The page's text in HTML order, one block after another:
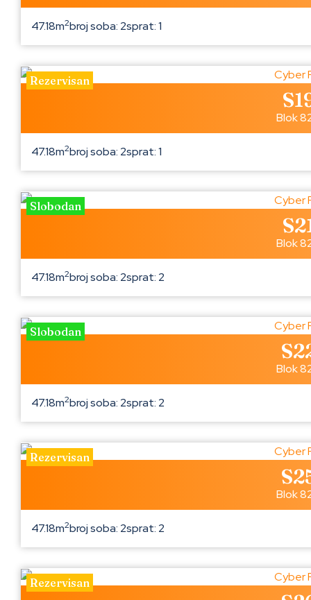
47.18m2broj soba: 2sprat: 1
Rezervisan
Blok
47.18m2broj soba: 2sprat: 1
Slobodan
Blok
47.18m2broj soba: 2sprat: 2
Slobodan
Blok
47.18m2broj soba: 2sprat: 2
Rezervisan
Blok
47.18m2broj soba: 2sprat: 2
Rezervisan